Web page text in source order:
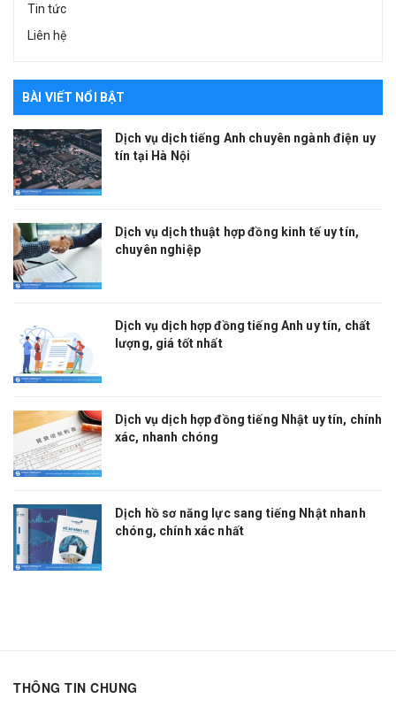
Tin tức
Liên hệ
BÀI VIẾT NỔI BẬT
Dịch vụ dịch tiếng Anh chuyên ngành điện uy
tín tại Hà Nội
Dịch vụ dịch thuật hợp đồng kinh tế uy tín,
chuyên nghiệp
Dịch vụ dịch hợp đồng tiếng Anh uy tín, chất
lượng, giá tốt nhất
Dịch vụ dịch hợp đồng tiếng Nhật uy tín, chính
xác, nhanh chóng
Dịch hồ sơ năng lực sang tiếng Nhật nhanh
chóng, chính xác nhất
THÔNG TIN CHUNG